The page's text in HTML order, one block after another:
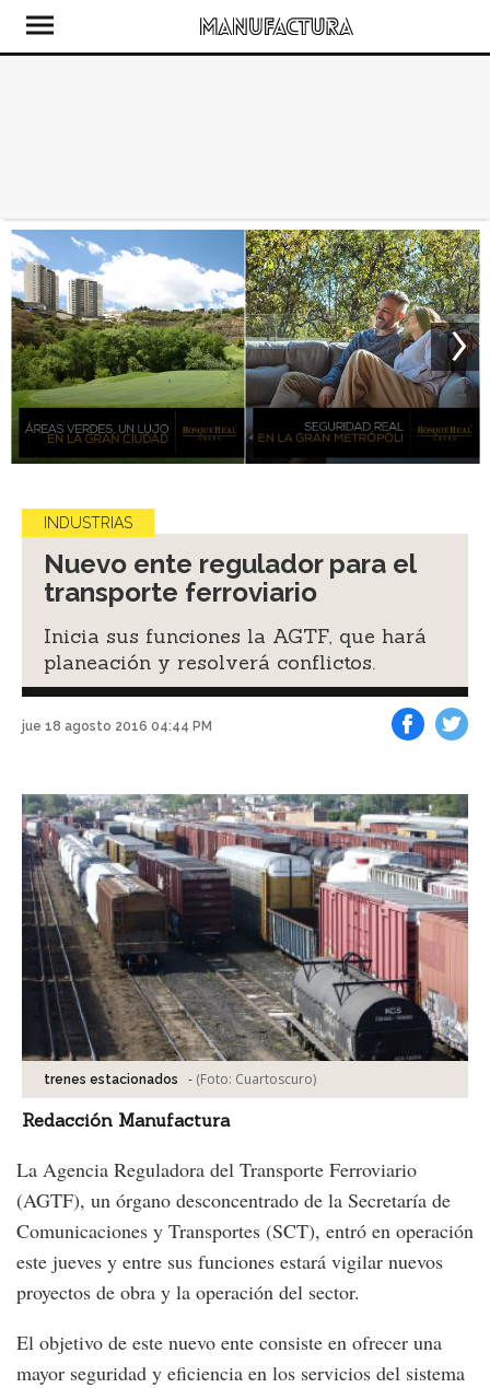
INDUSTRIAS
Nuevo ente regulador para el
transporte ferroviario
Inicia sus funciones la AGTF, que hará
planeación y resolverá conflictos.
jue 18 agosto 2016 04:44 PM
trenes estacionados - (Foto: Cuartoscuro)
Redacción Manufactura
La Agencia Reguladora del Transporte Ferroviario
(AGTF), un órgano desconcentrado de la Secretaría de
Comunicaciones y Transportes (SCT), entró en operación
este jueves y entre sus funciones estará vigilar nuevos
proyectos de obra y la operación del sector.
El objetivo de este nuevo ente consiste en ofrecer una
mayor seguridad y eficiencia en los servicios del sistema